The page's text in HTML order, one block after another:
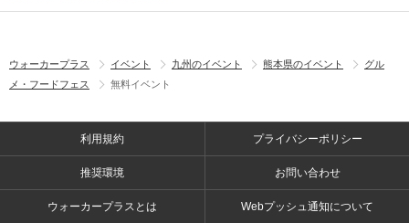
ウォーカープラス イベント 九州のイベント 熊本県のイベント
グル
メ・フードフェス
無料イベント
利用規約 プライバシーポリシー
推奨環境 お問い合わせ
ウォーカープラスとは Webプッシュ通知について